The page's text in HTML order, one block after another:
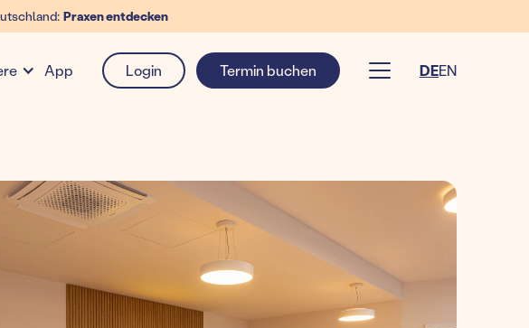
Praxen entdecken
App Login Termin buchen DEEN